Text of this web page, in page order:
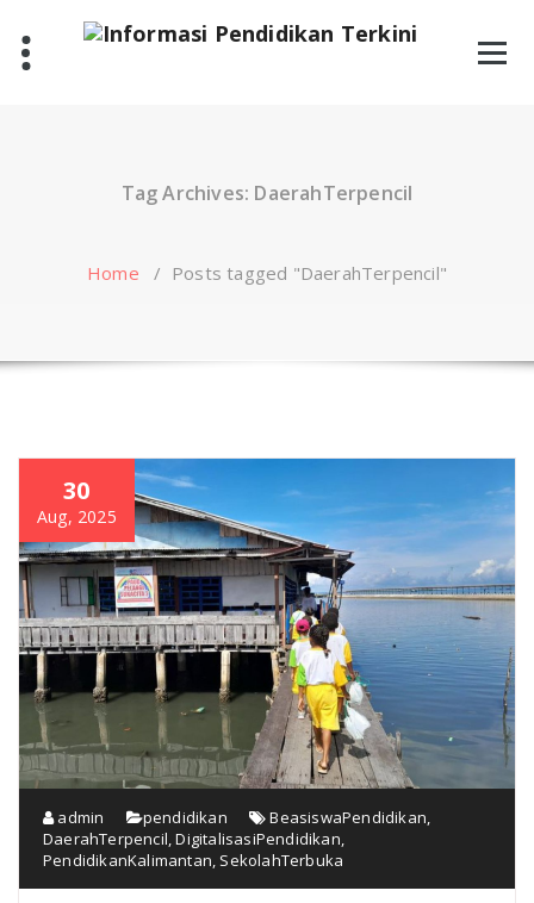
content
Tag Archives: DaerahTerpencil
Home / Posts tagged "DaerahTerpencil"
30
Aug, 2025
admin pendidikan BeasiswaPendidikan,
DaerahTerpencil,DigitalisasiPendidikan,
PendidikanKalimantan, SekolahTerbuka